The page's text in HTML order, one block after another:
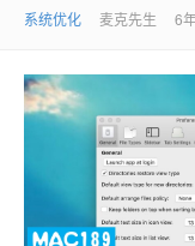
系统优化 麦克先生 6